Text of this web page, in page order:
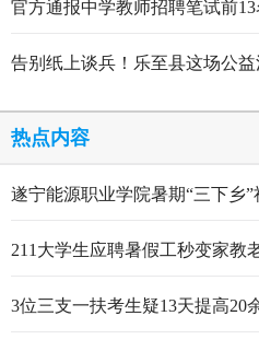
官方通报中学教师招聘笔试前
告别纸上谈兵！乐至县这场公
热点内容
遂宁能源职业学院暑期“三下乡
211大学生应聘暑假工秒变家教
3位三支一扶考生疑13天提高20